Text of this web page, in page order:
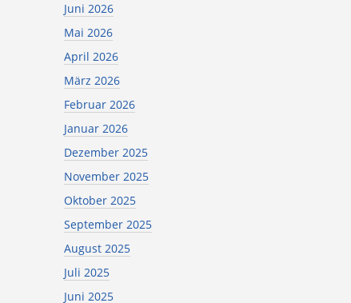
Juni 2026
Mai 2026
April 2026
März 2026
Februar 2026
Januar 2026
Dezember 2025
November 2025
Oktober 2025
September 2025
August 2025
Juli 2025
Juni 2025